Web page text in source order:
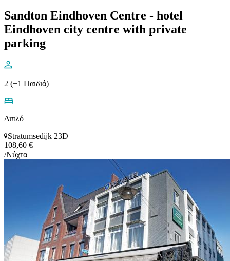
Sandton Eindhoven Centre - hotel
Eindhoven city centre with private
parking
2 (+1 Παιδιά)
Διπλό
Stratumsedijk 23D
108,60 €
/Νύχτα